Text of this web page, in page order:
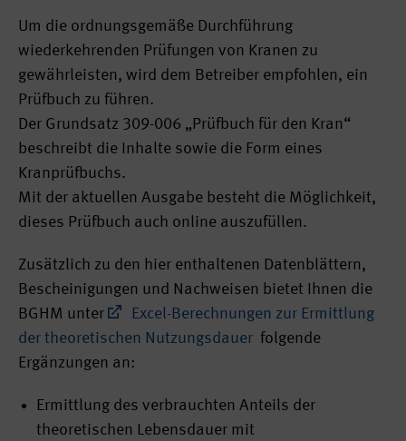
Um die ordnungsgemäße Durchführung
wiederkehrenden Prüfungen von Kranen zu
gewährleisten, wird dem Betreiber empfohlen, ein
Prüfbuch zu führen.
Der Grundsatz 309-006 „Prüfbuch für den Kran“
beschreibt die Inhalte sowie die Form eines
Kranprüfbuchs.
Mit der aktuellen Ausgabe besteht die Möglichkeit,
dieses Prüfbuch auch online auszufüllen.
Zusätzlich zu den hier enthaltenen Datenblättern,
Bescheinigungen und Nachweisen bietet Ihnen die
BGHM unter
Excel-Berechnungen zur Ermittlung
der theoretischen Nutzungsdauer folgende
Ergänzungen an:
Ermittlung des verbrauchten Anteils der
theoretischen Lebensdauer mit